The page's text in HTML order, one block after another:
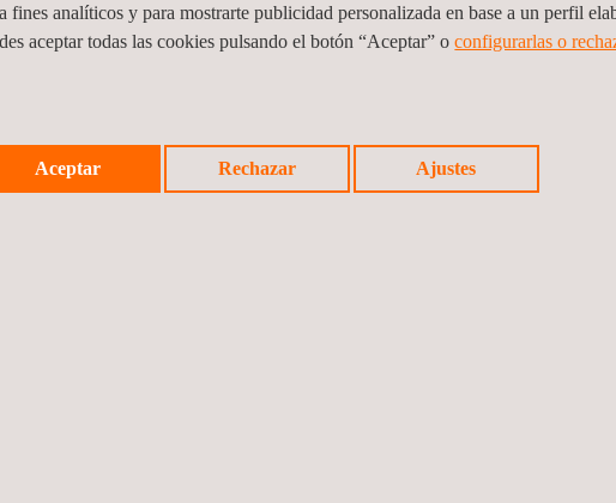
analíticos y para mostrarte publicidad personalizada en base a un perfil
aceptar todas las cookies pulsando el botón “Aceptar” oconfigurarlas o
Aceptar Rechazar Ajustes